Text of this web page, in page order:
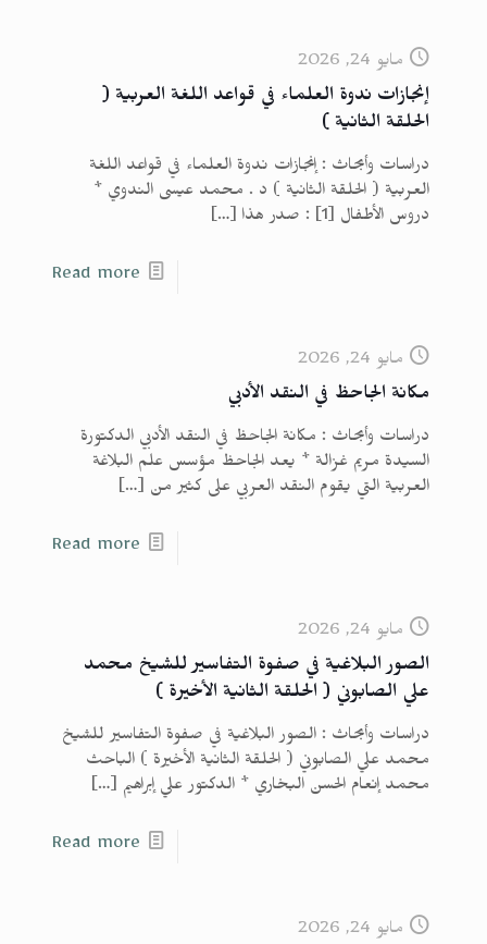
مايو 24, 2026
إنجازات ندوة العلماء في قواعد اللغة العربية (
الحلقة الثانية )
دراسات وأبحاث : إنجازات ندوة العلماء في قواعد اللغة
العربية ( الحلقة الثانية ) د . محمد عيسى الندوي *
دروس الأطفال [1] : صدر هذا
[…]
Read more
مايو 24, 2026
مكانة الجاحظ في النقد الأدبي
دراسات وأبحاث : مكانة الجاحظ في النقد الأدبي الدكتورة
السيدة مريم غزالة * يعد الجاحظ مؤسس علم البلاغة
العربية التي يقوم النقد العربي على كثير من […]
Read more
مايو 24, 2026
الصور البلاغية في صفوة التفاسير للشيخ محمد
علي الصابوني ( الحلقة الثانية الأخيرة )
دراسات وأبحاث : الصور البلاغية في صفوة التفاسير للشيخ
محمد علي الصابوني ( الحلقة الثانية الأخيرة ) الباحث
محمد إنعام الحسن البخاري * الدكتور علي إبراهيم […]
Read more
مايو 24, 2026